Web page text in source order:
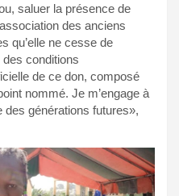
saluer la présence de
des anciens
qu’elle ne cesse de
des conditions
de ce don, composé
nommé. Je m’engage à
des générations futures»,